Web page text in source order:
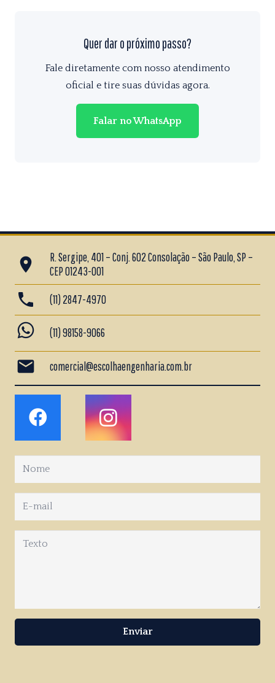
Quer dar o próximo passo?
Fale diretamente com nosso atendimento
oficial e tire suas dúvidas agora.
Falar no WhatsApp
place
R. Sergipe, 401 – Conj. 602 Consolação – São Paulo, SP –
CEP 01243-001
phone (11) 2847-4970
whatsapp (11) 98158-9066
mail comercial@escolhaengenharia.com.br
Enviar